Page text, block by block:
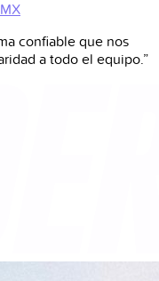
confiable que nos
a todo el equipo.”